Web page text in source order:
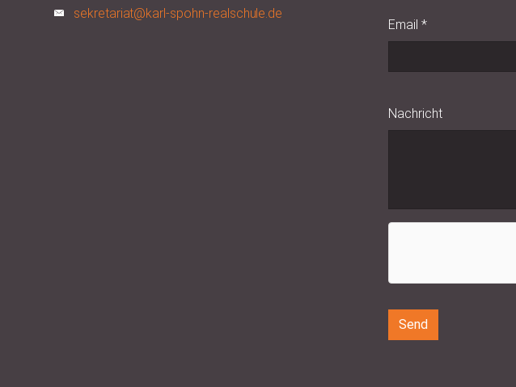
sekretariat@karl-spohn-realschule.de
Email*
Nachricht